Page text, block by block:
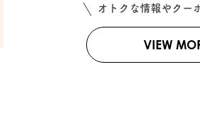
オトクな情報やクー
VIEW